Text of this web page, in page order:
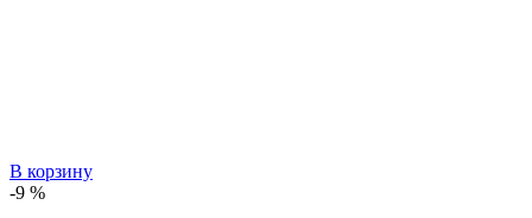
В корзину
-9 %